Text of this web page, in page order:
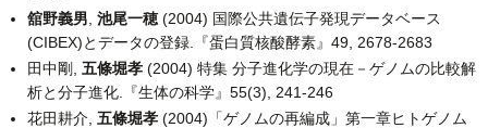
舘野義男 池尾一穂(2004) 国際公共遺伝子発現データベース
(CIBEX)とデータの登録.『蛋白質核酸酵素』49, 2678-2683
田中剛, 五條堀孝 (2004) 特集 分子進化学の現在－ゲノムの比較解
析と分子進化.『生体の科学』55(3), 241-246
花田耕介, 五條堀孝 (2004)「ゲノムの再編成」第一章ヒトゲノム